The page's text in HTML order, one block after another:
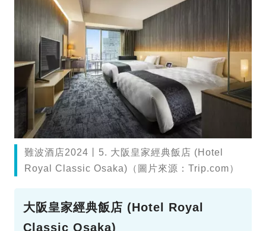
難波酒店2024丨5. 大阪皇家經典飯店 (Hotel
Royal Classic Osaka)（圖片來源：Trip.com）
大阪皇家經典飯店 (Hotel Royal
Classic Osaka)